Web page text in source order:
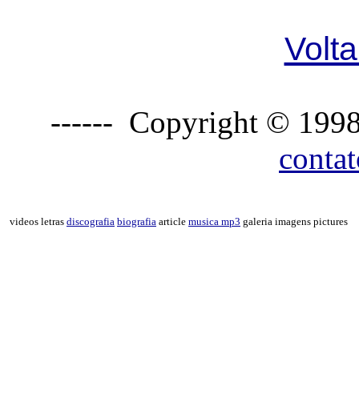
------ Copyright ©
videos letras discografia biografia article musica mp3 galeria imagens pictures